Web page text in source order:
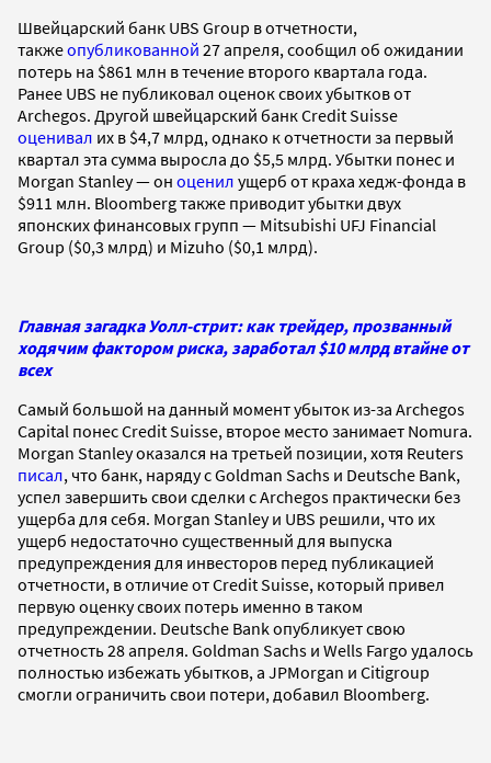
Швейцарский банк UBS Group в отчетности,
такжеопубликованной 27 апреля, сообщил об ожидании
потерь на $861 млн в течение второго квартала года.
Ранее UBS не публиковал оценок своих убытков от
Archegos. Другой швейцарский банк Credit Suisse
оценивал их в $4,7 млрд, однако к отчетности за первый
квартал эта сумма выросла до $5,5 млрд. Убытки понес и
Morgan Stanley — он оценил ущерб от краха хедж-фонда в
$911 млн. Bloomberg также приводит убытки двух
японских финансовых групп — Mitsubishi UFJ Financial
Group ($0,3 млрд) и Mizuho ($0,1 млрд).
Главная загадка Уолл-стрит: как трейдер, прозванный
ходячим фактором риска, заработал $10 млрд втайне от
всех
Самый большой на данный момент убыток из-за Archegos
Capital понес Credit Suisse, второе место занимает Nomura.
Morgan Stanley оказался на третьей позиции, хотя Reuters
писал, что банк, наряду с Goldman Sachs и Deutsche Bank,
успел завершить свои сделки с Archegos практически без
ущерба для себя. Morgan Stanley и UBS решили, что их
ущерб недостаточно существенный для выпуска
предупреждения для инвесторов перед публикацией
отчетности, в отличие от Credit Suisse, который привел
первую оценку своих потерь именно в таком
предупреждении. Deutsche Bank опубликует свою
отчетность 28 апреля. Goldman Sachs и Wells Fargo удалось
полностью избежать убытков, а JPMorgan и Citigroup
смогли ограничить свои потери, добавил Bloomberg.